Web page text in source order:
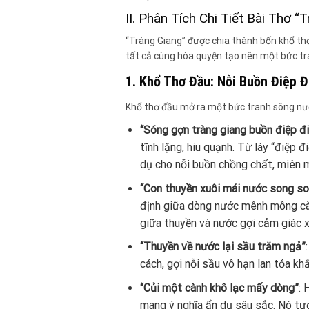
II. Phân Tích Chi Tiết Bài Thơ
“Tràng Giang” được chia thành bốn khổ
tất cả cùng hòa quyện tạo nên một bức
1. Khổ Thơ Đầu: Nỗi Buồn Điệp
Khổ thơ đầu mở ra một bức tranh sông
“Sóng gợn tràng giang buồn điệp
tĩnh lặng, hiu quạnh. Từ láy “điệp
dụ cho nỗi buồn chồng chất, miên
“Con thuyền xuôi mái nước song
định giữa dòng nước mênh mông
giữa thuyền và nước gợi cảm giác
“Thuyền về nước lại sầu trăm ngả”
cách, gợi nỗi sầu vô hạn lan tỏa
“Củi một cành khô lạc mấy dòng”:
mang ý nghĩa ẩn dụ sâu sắc. Nó